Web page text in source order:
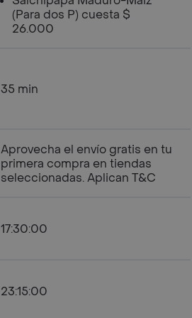
(Para dos P) cuesta $
26.000
35 min
Aprovecha el envío gratis en tu
primera compra en tiendas
seleccionadas. Aplican T&C
17:30:00
23:15:00